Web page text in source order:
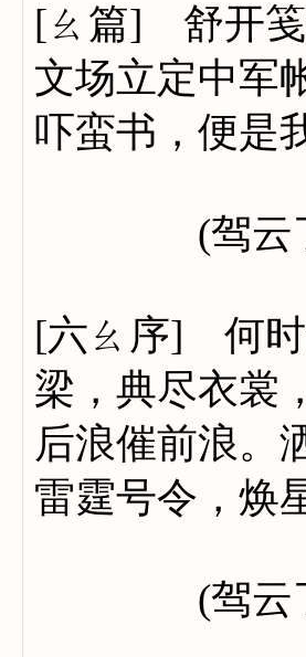
[ㄠ篇] 舒开笺
文场立定中军
吓蛮书，便是
(驾云了)陛
[六ㄠ序] 何时
梁，典尽衣裳
后浪催前浪。
雷霆号令，焕
(驾云